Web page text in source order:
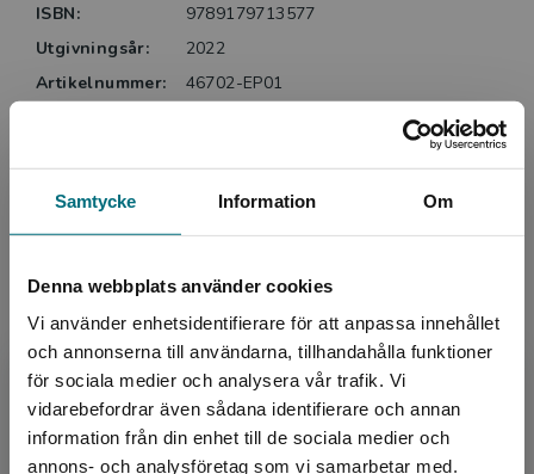
Samtycke Information Om
Denna webbplats använder cookies
Vi använder enhetsidentifierare för att anpassa innehållet
och annonserna till användarna, tillhandahålla funktioner
för sociala medier och analysera vår trafik. Vi
vidarebefordrar även sådana identifierare och annan
information från din enhet till de sociala medier och
annons- och analysföretag som vi samarbetar med.
Begränsad fraktregion
ISBN:
9789179713577
Utgivningsår:
2022
Artikelnummer:
46702-EP01